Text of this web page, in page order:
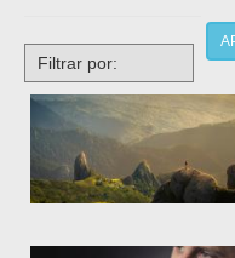
Filtrar por: